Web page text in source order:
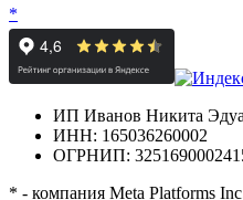
*
ИП Иванов Никита
ИНН: 165036260002
ОГРНИП:
* - компания Meta Platforms